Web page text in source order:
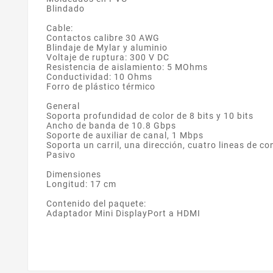
Blindado
Cable:
Contactos calibre 30 AWG
Blindaje de Mylar y aluminio
Voltaje de ruptura: 300 V DC
Resistencia de aislamiento: 5 MOhms
Conductividad: 10 Ohms
Forro de plástico térmico
General
Soporta profundidad de color de 8 bits y 10 bits
Ancho de banda de 10.8 Gbps
Soporte de auxiliar de canal, 1 Mbps
Soporta un carril, una dirección, cuatro lineas de
Pasivo
Dimensiones
Longitud: 17 cm
Contenido del paquete:
Adaptador Mini DisplayPort a HDMI